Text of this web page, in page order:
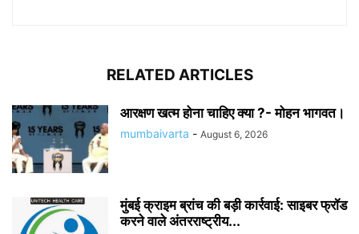
RELATED ARTICLES
आरक्षण खत्म होना चाहिए क्या ?- मोहन भागवत।
mumbaivarta - August 6, 2026
मुंबई क्राइम ब्रांच की बड़ी कार्रवाई: साइबर फ्रॉड
करने वाले अंतरराष्ट्रीय...